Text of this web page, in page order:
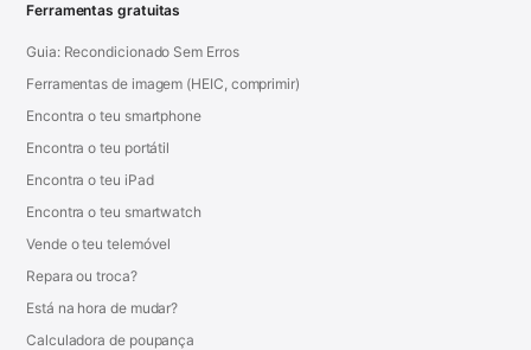
Ferramentas gratuitas
Guia: Recondicionado Sem Erros
Ferramentas de imagem (HEIC, comprimir)
Encontra o teu smartphone
Encontra o teu portátil
Encontra o teu iPad
Encontra o teu smartwatch
Vende o teu telemóvel
Repara ou troca?
Está na hora de mudar?
Calculadora de poupança